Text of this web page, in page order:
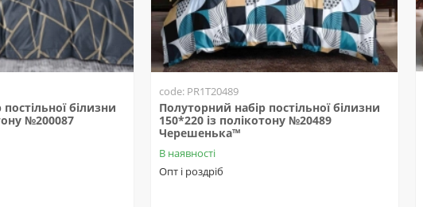
білизни
№200087
code: PR1T20489
Полуторний набір постільної білизни
150*220 із полікотону №20489
Черешенька™
В наявності
Опт і роздріб